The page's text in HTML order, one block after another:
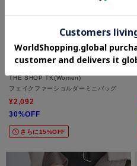
THE SHOP TK(Women)
フェイクファーショルダーミニバッグ
¥2,092
30%OFF
さらに15%OFF